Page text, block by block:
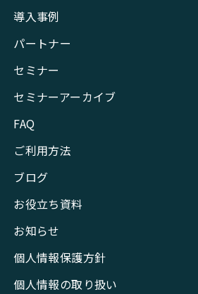
導入事例
パートナー
セミナー
セミナーアーカイブ
FAQ
ご利用方法
ブログ
お役立ち資料
お知らせ
個人情報保護方針
個人情報の取り扱い